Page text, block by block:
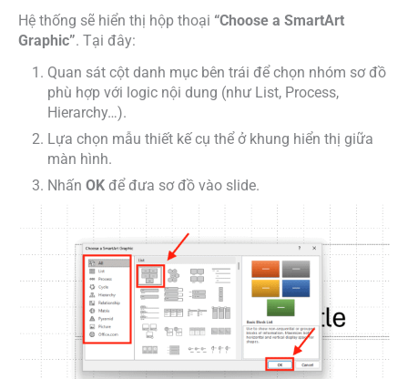
Hệ thống sẽ hiển thị hộp thoại “Choose a SmartArt
Graphic”. Tại đây:
Quan sát cột danh mục bên trái để chọn nhóm sơ đồ
phù hợp với logic nội dung (như List, Process,
Hierarchy…).
Lựa chọn mẫu thiết kế cụ thể ở khung hiển thị giữa
màn hình.
Nhấn OK để đưa sơ đồ vào slide.